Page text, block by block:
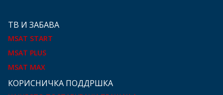
ТВ И ЗАБАВА
MSAT START
MSAT PLUS
MSAT MAX
КOРИСНИЧКА ПОДДРШКА